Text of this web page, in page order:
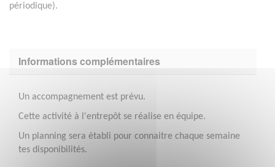
périodique).
Informations complémentaires
Un accompagnement est prévu.
Cette activité à l'entrepôt se réalise en équipe.
Un planning sera établi pour connaitre chaque semaine
tes disponibilités.